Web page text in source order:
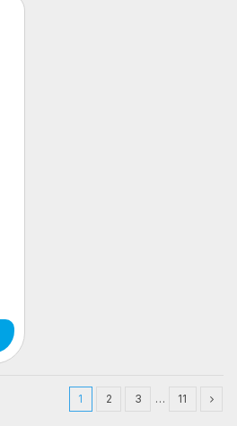
1 2 3 … 11